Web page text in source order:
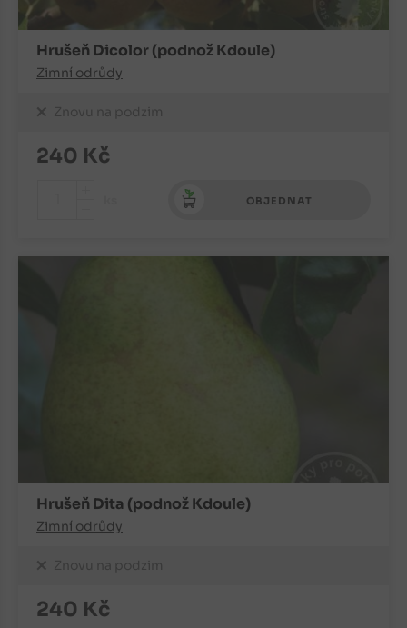
Hrušeň Dicolor (podnož Kdoule)
Zimní odrůdy
Znovu na podzim
240 Kč
OBJEDNAT
Hrušeň Dita (podnož Kdoule)
Zimní odrůdy
Znovu na podzim
240 Kč